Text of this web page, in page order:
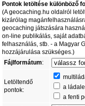
Pontok letöltése különböző
(A geocaching.hu oldalról
kizárólag
geocaching játszására
on-line publikálás, saját
felhasználás, stb. - a Magyar
hozzájárulása szükséges.)
Fájlformátum:
Letöltendő
pontok:
a
a fenti